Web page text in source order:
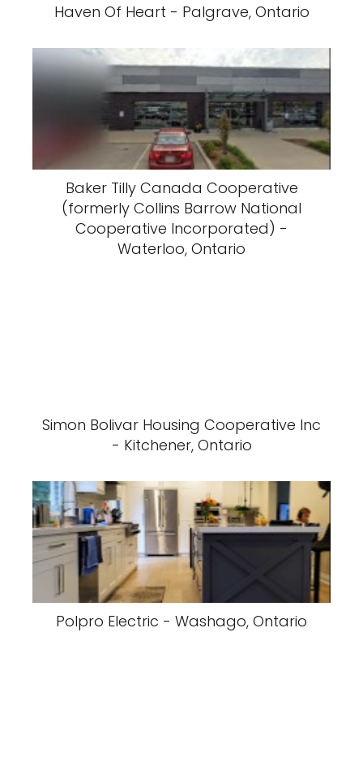
Haven Of Heart - Palgrave, Ontario
Baker Tilly Canada Cooperative
(formerly Collins Barrow National
Cooperative Incorporated) -
Waterloo, Ontario
Simon Bolivar Housing Cooperative Inc
- Kitchener, Ontario
Polpro Electric - Washago, Ontario